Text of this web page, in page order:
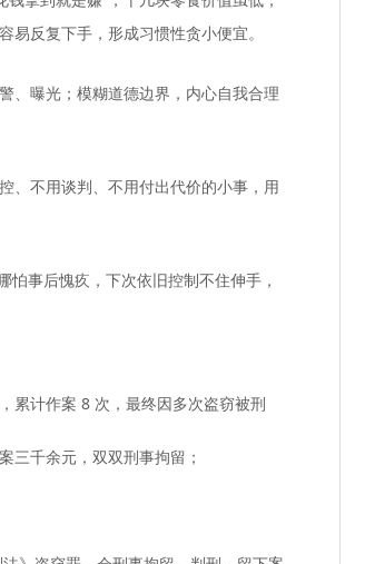
反复下手，形成习惯性贪小便宜。
、曝光；模糊道德边界，内心自我合理
、不用谈判、不用付出代价的小事，用
事后愧疚，下次依旧控制不住伸手，
累计作案 8 次，最终因多次盗窃被刑
三千余元，双双刑事拘留；